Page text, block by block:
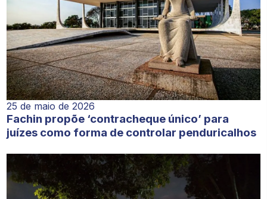
25 de maio de 2026
Fachin propõe ‘contracheque único’ para
juízes como forma de controlar penduricalhos